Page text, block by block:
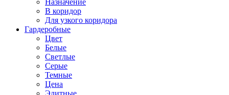
Назначение
В коридор
Для узкого коридора
Гардеробные
Цвет
Белые
Светлые
Серые
Темные
Цена
Элитные